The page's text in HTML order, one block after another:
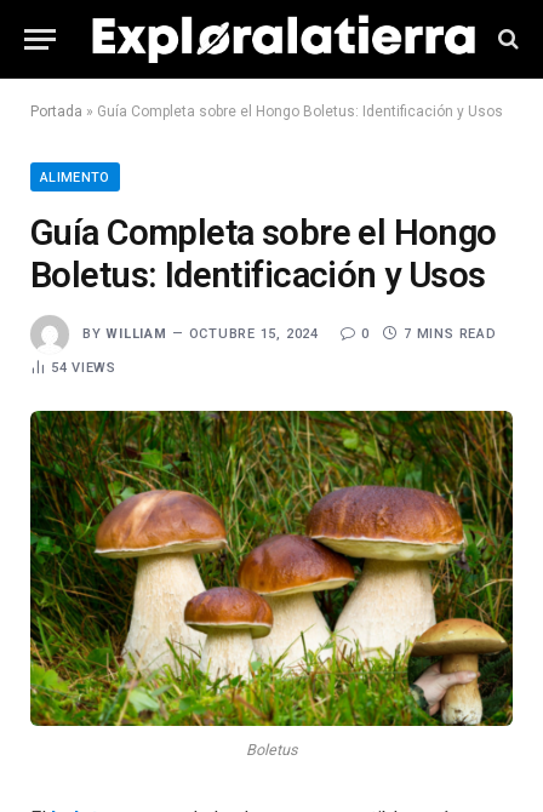
Portada » Guía Completa sobre el Hongo Boletus: Identificación y Usos
ALIMENTO
Guía Completa sobre el Hongo
Boletus: Identificación y Usos
BY WILLIAM OCTUBRE 15, 2024 0 7 MINS READ
54VIEWS
Boletus